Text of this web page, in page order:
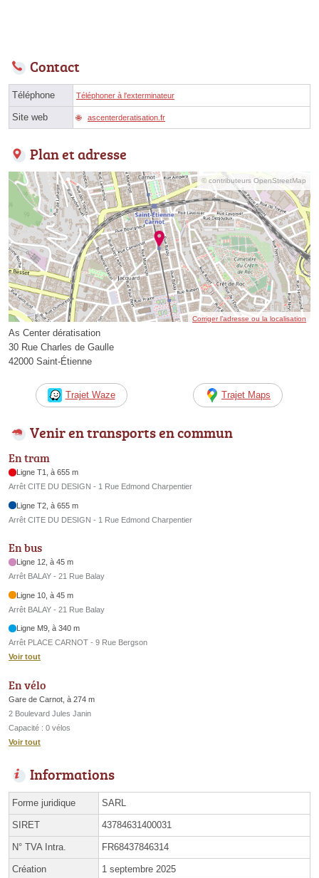
Contact
Téléphone Téléphoner à l'exterminateur
Site web ascenterderatisation.fr
Plan et adresse
© contributeurs OpenStreetMap
Corriger l’adresse ou la localisation
As Center dératisation
30 Rue Charles de Gaulle
42000 Saint-Étienne
Trajet Waze Trajet Maps
Venir en transports en commun
En tram
Ligne T1, à 655 m
Arrêt CITE DU DESIGN - 1 Rue Edmond Charpentier
Ligne T2, à 655 m
Arrêt CITE DU DESIGN - 1 Rue Edmond Charpentier
En bus
Ligne 12, à 45 m
Arrêt BALAY - 21 Rue Balay
Ligne 10, à 45 m
Arrêt BALAY - 21 Rue Balay
Ligne M9, à 340 m
Arrêt PLACE CARNOT - 9 Rue Bergson
Voir tout
En vélo
Gare de Carnot, à 274 m
2 Boulevard Jules Janin
Capacité : 0 vélos
Voir tout
Informations
Forme juridique SARL
SIRET 43784631400031
N° TVA Intra. FR68437846314
Création 1 septembre 2025